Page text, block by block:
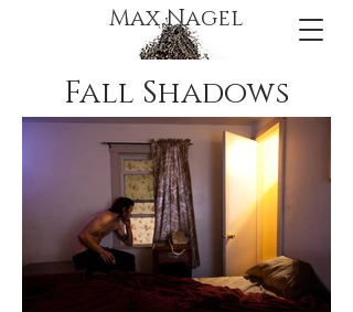
Max Nagel
Fall Shadows